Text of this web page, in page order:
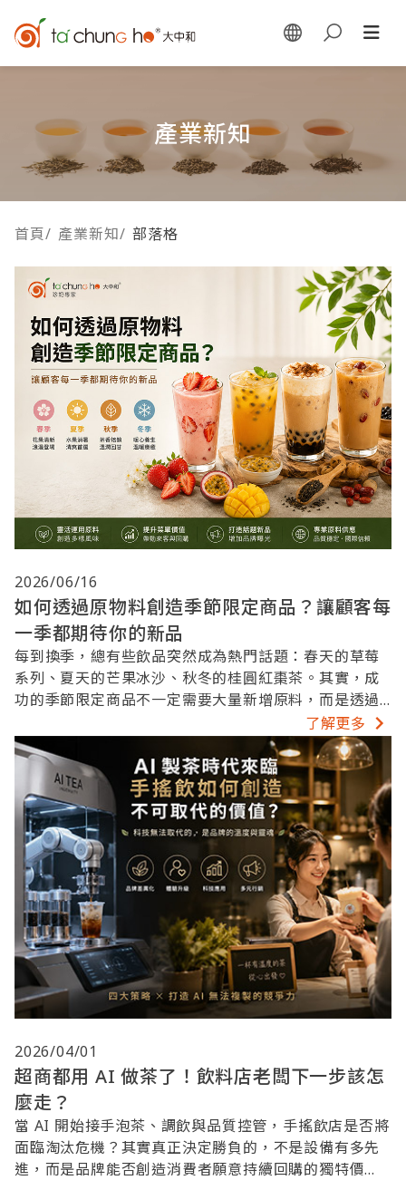
產業新知
首頁/ 產業新知/ 部落格
2026/06/16
如何透過原物料創造季節限定商品？讓顧客每
一季都期待你的新品
每到換季，總有些飲品突然成為熱門話題：春天的草莓
系列、夏天的芒果冰沙、秋冬的桂圓紅棗茶。其實，成
功的季節限定商品不一定需要大量新增原料，而是透過
現有原物料的靈活運用，創造符合季節氛圍的新產品。
本文將分享飲料店如何善用原料開發季節限定飲品，提
升來客率與品牌話題性。
了解更多
2026/04/01
超商都用 AI 做茶了！飲料店老闆下一步該怎
麼走？
當 AI 開始接手泡茶、調飲與品質控管，手搖飲店是否將
面臨淘汰危機？其實真正決定勝負的，不是設備有多先
進，而是品牌能否創造消費者願意持續回購的獨特價